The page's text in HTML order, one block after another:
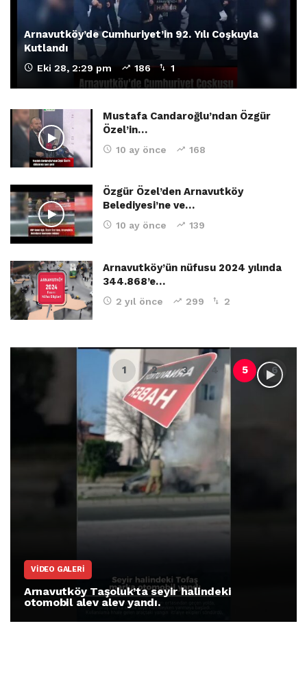
Arnavutköy’de Cumhuriyet’in 92. Yılı Coşkuyla
Kutlandı
Eki 28, 2:29 pm 186 1
Mustafa Candaroğlu’ndan Özgür
Özel’in…
10 ay önce 168
Özgür Özel’den Arnavutköy
Belediyesi’ne ve…
10 ay önce 139
Arnavutköy’ün nüfusu 2024 yılında
344.868’e…
2 yıl önce 299 2
VIDEO GALERI
Arnavutköy Taşoluk’ta seyir halindeki
otomobil alev alev yandı.